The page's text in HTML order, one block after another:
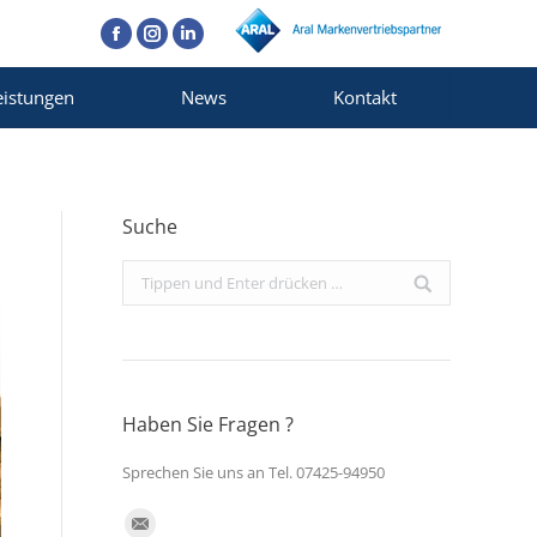
Facebook
InstagramLinkedin
News Kontakt
Suche
Search:
Haben Sie Fragen ?
Sprechen Sie uns an Tel. 07425-94950
Finden Sie uns auf: